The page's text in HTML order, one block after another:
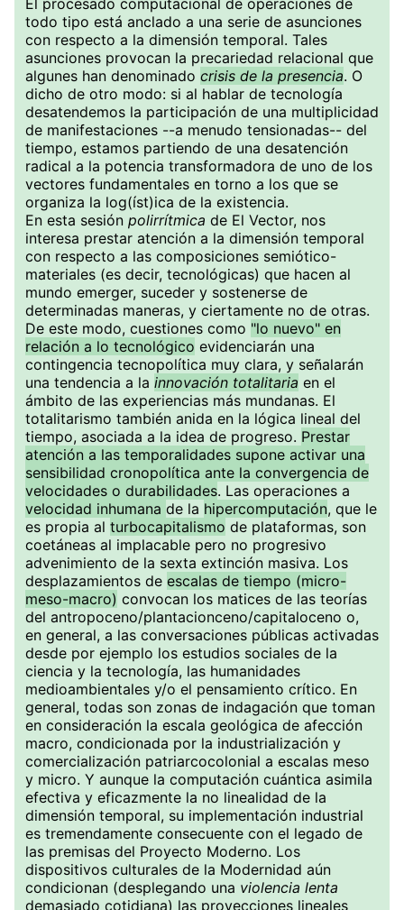
El procesado computacional de operaciones de
todo tipo está anclado a una serie de asunciones
con respecto a la dimensión temporal. Tales
asunciones provocan la precariedad relacional que
algunes han denominado crisis de la presencia. O
dicho de otro modo: si al hablar de tecnología
desatendemos la participación de una multiplicidad
de manifestaciones --a menudo tensionadas-- del
tiempo, estamos partiendo de una desatención
radical a la potencia transformadora de uno de los
vectores fundamentales en torno a los que se
organiza la log(íst)ica de la existencia.
En esta sesión polirrítmica de El Vector, nos
interesa prestar atención a la dimensión temporal
con respecto a las composiciones semiótico-
materiales (es decir, tecnológicas) que hacen al
mundo emerger, suceder y sostenerse de
determinadas maneras, y ciertamente no de otras.
De este modo, cuestiones como "lo nuevo" en
relación a lo tecnológico evidenciarán una
contingencia tecnopolítica muy clara, y señalarán
una tendencia a la innovación totalitaria en el
ámbito de las experiencias más mundanas. El
totalitarismo también anida en la lógica lineal del
tiempo, asociada a la idea de progreso. Prestar
atención a las temporalidades supone activar una
sensibilidad cronopolítica ante la convergencia de
velocidades o durabilidades. Las operaciones a
velocidad inhumana de la hipercomputación, que le
es propia al turbocapitalismo de plataformas, son
coetáneas al implacable pero no progresivo
advenimiento de la sexta extinción masiva. Los
desplazamientos de escalas de tiempo (micro-
meso-macro) convocan los matices de las teorías
del antropoceno/plantacionceno/capitaloceno o,
en general, a las conversaciones públicas activadas
desde por ejemplo los estudios sociales de la
ciencia y la tecnología, las humanidades
medioambientales y/o el pensamiento crítico. En
general, todas son zonas de indagación que toman
en consideración la escala geológica de afección
macro, condicionada por la industrialización y
comercialización patriarcocolonial a escalas meso
y micro. Y aunque la computación cuántica asimila
efectiva y eficazmente la no linealidad de la
dimensión temporal, su implementación industrial
es tremendamente consecuente con el legado de
las premisas del Proyecto Moderno. Los
dispositivos culturales de la Modernidad aún
condicionan (desplegando una violencia lenta
demasiado cotidiana) las proyecciones lineales